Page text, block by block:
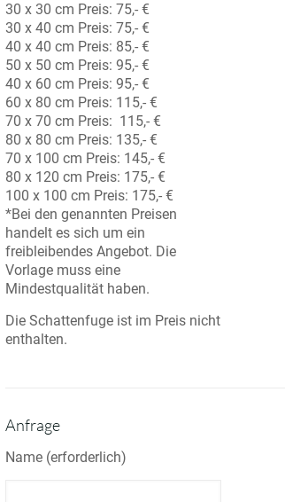
30 x 30 cm Preis: 75,- €
30 x 40 cm Preis: 75,- €
40 x 40 cm Preis: 85,- €
50 x 50 cm Preis: 95,- €
40 x 60 cm Preis: 95,- €
60 x 80 cm Preis: 115,- €
70 x 70 cm Preis: 115,- €
80 x 80 cm Preis: 135,- €
70 x 100 cm Preis: 145,- €
80 x 120 cm Preis: 175,- €
100 x 100 cm Preis: 175,- €
*Bei den genannten Preisen
handelt es sich um ein
freibleibendes Angebot. Die
Vorlage muss eine
Mindestqualität haben.
Die Schattenfuge ist im Preis nicht
enthalten.
Anfrage
Name (erforderlich)